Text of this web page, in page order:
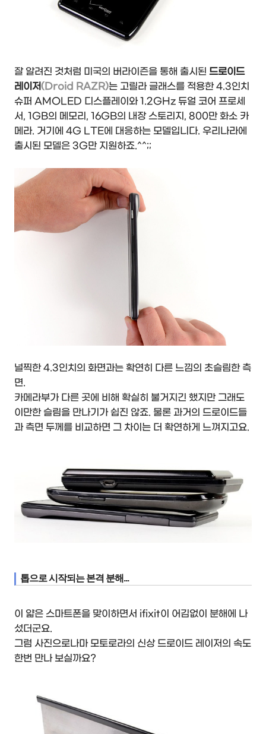
잘 알려진 것처럼 미국의 버라이즌을 통해 출시된 드로이드
레이저(Droid RAZR)는 고릴라 글래스를 적용한 4.3인치
슈퍼 AMOLED 디스플레이와 1.2GHz 듀얼 코어 프로세
서, 1GB의 메모리, 16GB의 내장 스토리지, 800만 화소 카
메라. 거기에 4G LTE에 대응하는 모델입니다. 우리나라에
출시된 모델은 3G만 지원하죠.^^;;
널찍한 4.3인치의 화면과는 확연히 다른 느낌의 초슬림한 측
면.
카메라부가 다른 곳에 비해 확실히 불거지긴 했지만 그래도
이만한 슬림을 만나기가 쉽진 않죠. 물론 과거의 드로이드들
과 측면 두께를 비교하면 그 차이는 더 확연하게 느껴지고요.
톱으로 시작되는 본격 분해...
이 얇은 스마트폰을 맞이하면서 ifixit이 어김없이 분해에 나
섰더군요.
그럼 사진으로나마 모토로라의 신상 드로이드 레이저의 속도
한번 만나 보실까요?